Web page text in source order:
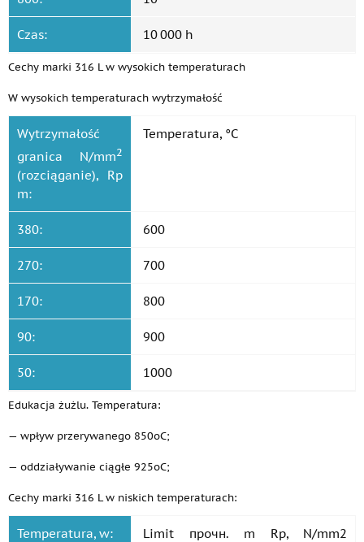
Czas: 10 000 h
Cechy marki 316 L w wysokich temperaturach
W wysokich temperaturach wytrzymałość
Wytrzymałość
granica N/mm2
(rozciąganie), Rp
m:
Temperatura, °C
380: 600
270: 700
170: 800
90: 900
50: 1000
Edukacja żużlu. Temperatura:
— wpływ przerywanego 850oC;
— oddziaływanie ciągłe 925oC;
Cechy marki 316 L w niskich temperaturach:
Temperatura, w:
Limit прочн. m Rp, N/mm2